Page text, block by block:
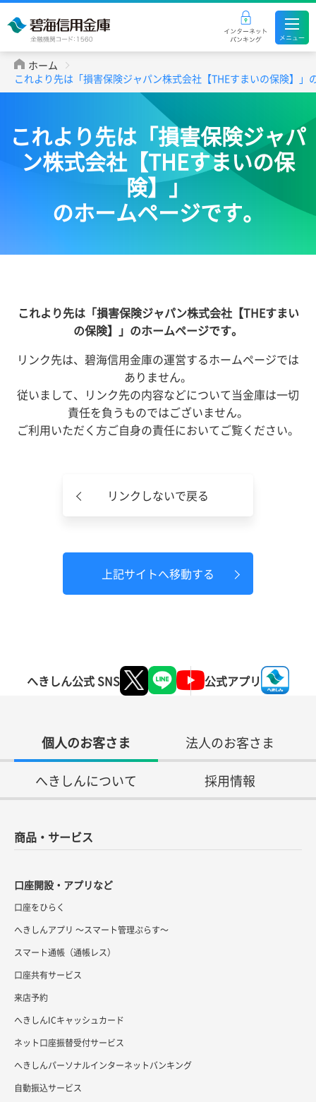
ホーム
これより先は「損害保険ジャパン株式会社【THEすまいの保険】」
これより先は「損害保険ジャパ
ン株式会社【THEすまいの保
険】」
のホームページです。
これより先は「損害保険ジャパン株式会社【THEすまい
の保険】」のホームページです。
リンク先は、碧海信用金庫の運営するホームページでは
ありません。
従いまして、リンク先の内容などについて当金庫は一切
責任を負うものではございません。
ご利用いただく方ご自身の責任においてご覧ください。
リンクしないで戻る
上記サイトへ移動する
へきしん公式 SNS 公式アプリ
個人のお客さま
法人のお客さま
へきしんについて
採用情報
商品・サービス
口座開設・アプリなど
口座をひらく
へきしんアプリ ～スマート管理ぷらす～
スマート通帳（通帳レス）
口座共有サービス
来店予約
へきしんICキャッシュカード
ネット口座振替受付サービス
へきしんパーソナルインターネットバンキング
自動振込サービス